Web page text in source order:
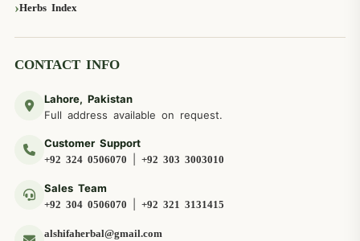
Herbs Index
CONTACT INFO
Lahore, Pakistan
Full address available on request.
Customer Support
+92 324 0506070 +92 303 3003010
Sales Team
+92 304 0506070 +92 321 3131415
alshifaherbal@gmail.com